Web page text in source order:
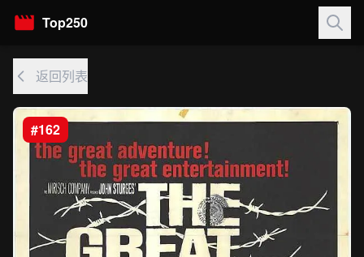
Top250
返回列表
#162